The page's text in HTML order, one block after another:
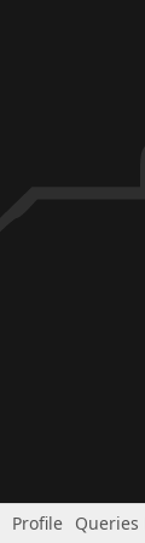
Profile Queries